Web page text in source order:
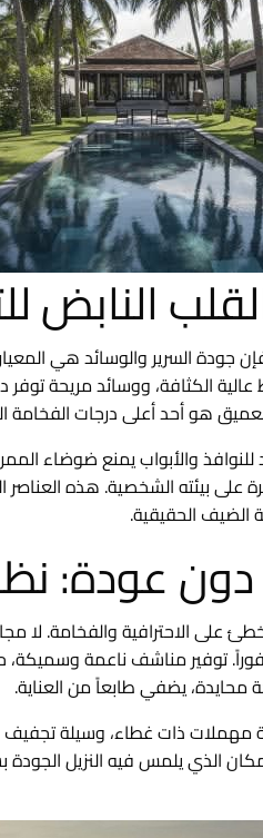
النابض
جودة السرير والوسائد هي
الكثافة، ووسائد مريحة
هو أحد أعلى درجات
والأبواب يمنع ضوضاء
على بيئته الشخصية. هذه
الحقيقية.
عودة:
الاحترافية والفخامة. لا مجال
فوراً. توفير مناشف ناعمة
يضفي طابعاً من العناية.
مهملات ذات غطاء، وسيلة تجفيف
الذي يلمس فيه النزيل